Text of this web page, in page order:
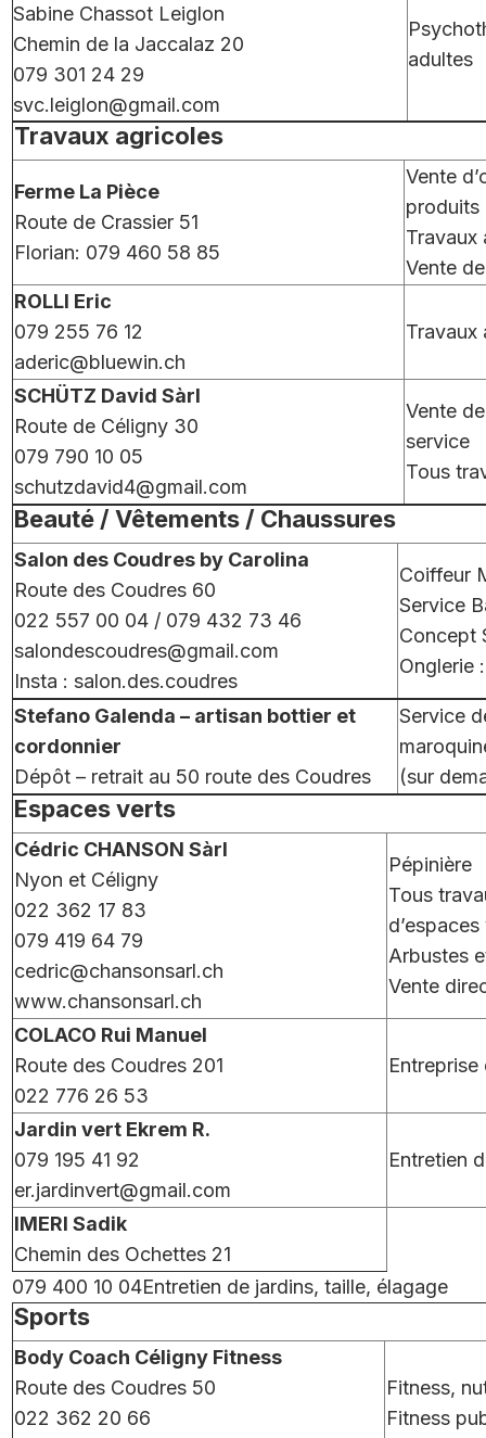
Sabine Chassot Leiglon
Chemin de la Jaccalaz 20
079 301 24 29
svc.leiglon@gmail.com
adultes
Travaux agricoles
Ferme La Pièce
Route de Crassier 51
Florian: 079 460 58 85
Vente
produits
Travaux
Vente
ROLLI Eric
079 255 76 12
aderic@bluewin.ch
Travaux
SCHÜTZ David Sàrl
Route de Céligny 30
079 790 10 05
schutzdavid4@gmail.com
Vente
service
Tous
Beauté / Vêtements / Chaussures
Salon des Coudres by Carolina
Route des Coudres 60
022 557 00 04 / 079 432 73 46
salondescoudres@gmail.com
Insta : salon.des.coudres
Coiffeur
Service
Concept
Onglerie
Stefano Galenda – artisan bottier et
cordonnier
Dépôt – retrait au 50 route des Coudres
Service
(sur
Espaces verts
Cédric CHANSON Sàrl
Nyon et Céligny
022 362 17 83
079 419 64 79
cedric@chansonsarl.ch
www.chansonsarl.ch
Pépinière
Tous
Arbustes
Vente
COLACO Rui Manuel
Route des Coudres 201
022 776 26 53
Jardin vert Ekrem R.
079 195 41 92
er.jardinvert@gmail.com
Entretien
IMERI Sadik
Chemin des Ochettes 21
079 400 10 04Entretien de jardins, taille, élagage
Sports
Body Coach Céligny Fitness
Route des Coudres 50
022 362 20 66
Fitness,
Fitness